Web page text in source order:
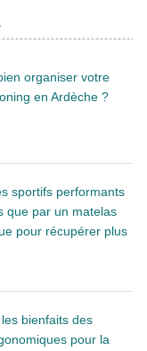
organiser votre
en Ardèche ?
sportifs performants
que par un matelas
pour récupérer plus
bienfaits des
pour la